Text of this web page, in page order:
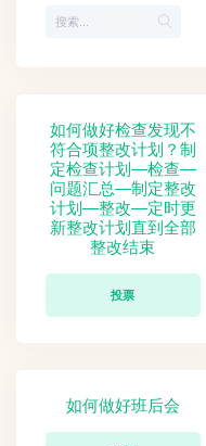
如何做好检查发现不
符合项整改计划？制
定检查计划—检查—
问题汇总—制定整改
计划—整改—定时更
新整改计划直到全部
整改结束
投票
如何做好班后会